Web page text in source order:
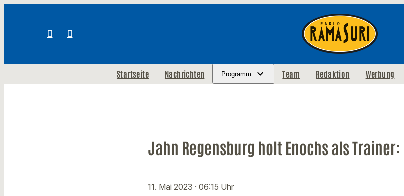
Startseite Nachrichten Programm Team Redaktion Werbung
Jahn Regensburg holt Enochs als
11. Mai 2023 · 06:15 Uhr